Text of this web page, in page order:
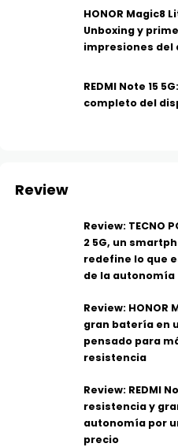
HONOR Magic8
Unboxing y
impresiones del
REDMI Note 15
completo del
Review
Review: TECNO
2 5G, un
redefine lo que
de la autonomía
Review: HONOR
gran batería en
pensado para
resistencia
Review: REDMI
resistencia y
autonomía por
precio